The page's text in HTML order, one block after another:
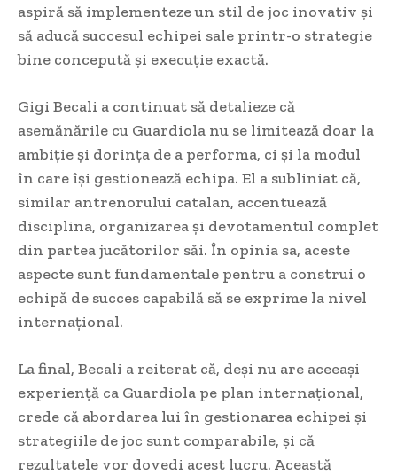
aspiră să implementeze un stil de joc inovativ și
să aducă succesul echipei sale printr-o strategie
bine concepută și execuție exactă.
Gigi Becali a continuat să detalieze că
asemănările cu Guardiola nu se limitează doar la
ambiție și dorința de a performa, ci și la modul
în care își gestionează echipa. El a subliniat că,
similar antrenorului catalan, accentuează
disciplina, organizarea și devotamentul complet
din partea jucătorilor săi. În opinia sa, aceste
aspecte sunt fundamentale pentru a construi o
echipă de succes capabilă să se exprime la nivel
internațional.
La final, Becali a reiterat că, deși nu are aceeași
experiență ca Guardiola pe plan internațional,
crede că abordarea lui în gestionarea echipei și
strategiile de joc sunt comparabile, și că
rezultatele vor dovedi acest lucru. Această